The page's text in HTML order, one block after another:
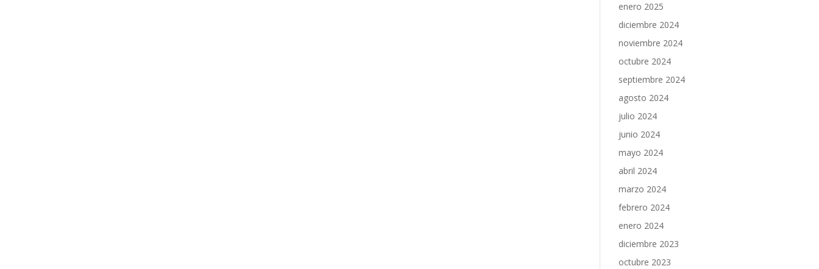
enero 2025
diciembre 2024
noviembre 2024
octubre 2024
septiembre 2024
agosto 2024
julio 2024
junio 2024
mayo 2024
abril 2024
marzo 2024
febrero 2024
enero 2024
diciembre 2023
octubre 2023